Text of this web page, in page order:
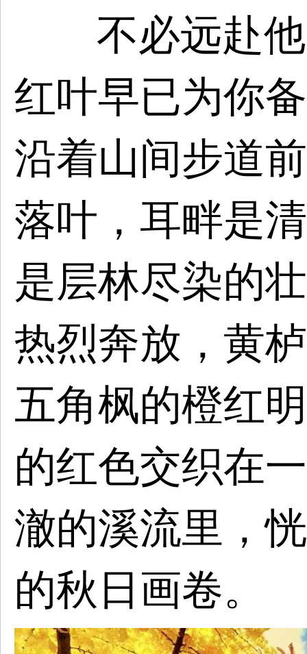
不必远赴
红叶早已为你
沿着山间步道
落叶，耳畔是
是层林尽染的
热烈奔放，黄
五角枫的橙红
的红色交织在
澈的溪流里，
的秋日画卷。